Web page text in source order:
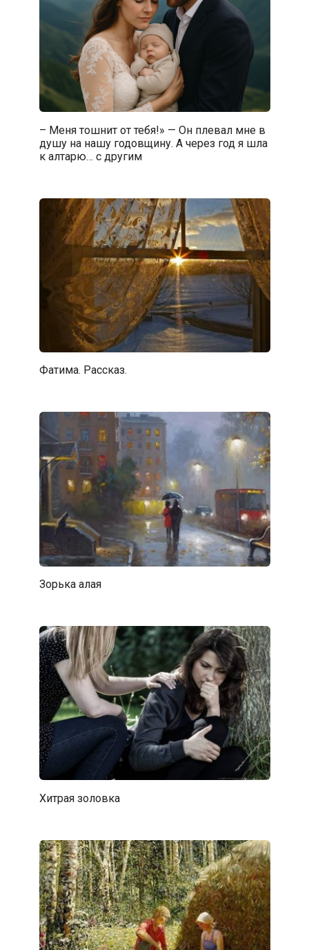
– Меня тошнит от тебя!» — Он плевал мне в
душу на нашу годовщину. А через год я шла
к алтарю… с другим
Фатима. Рассказ.
Зорька алая
Хитрая золовка